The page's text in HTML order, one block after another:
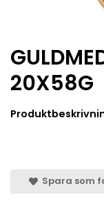
20X58G
Spara som